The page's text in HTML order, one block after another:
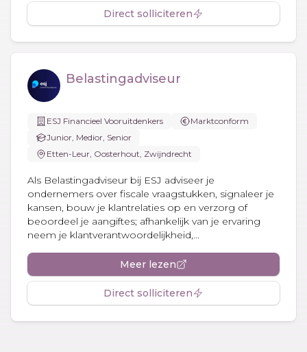
Direct solliciteren
Belastingadviseur
ESJ Financieel Vooruitdenkers
Marktconform
Junior, Medior, Senior
Etten-Leur, Oosterhout, Zwijndrecht
Als Belastingadviseur bij ESJ adviseer je
ondernemers over fiscale vraagstukken, signaleer je
kansen, bouw je klantrelaties op en verzorg of
beoordeel je aangiftes; afhankelijk van je ervaring
neem je klantverantwoordelijkheid,...
Meer lezen
Direct solliciteren